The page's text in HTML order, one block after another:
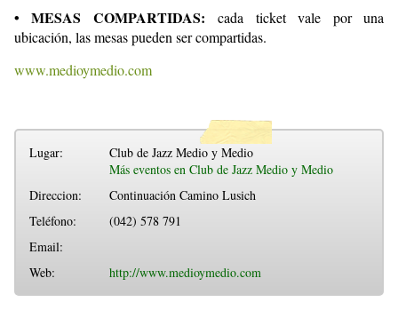
• MESAS COMPARTIDAS:
cada ticket vale por una
ubicación, las mesas pueden ser compartidas.
www.medioymedio.com
Lugar:
Club de Jazz Medio y Medio
Más eventos en Club de Jazz Medio y Medio
Direccion:
Continuación Camino Lusich
Teléfono:
(042) 578 791
Email:
Web:
http://www.medioymedio.com